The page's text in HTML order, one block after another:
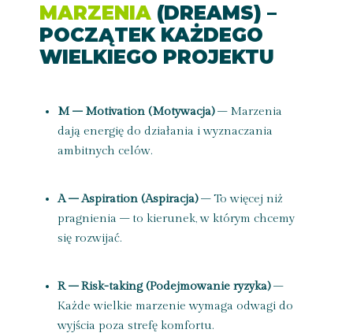
MARZENIA (DREAMS) –
POCZĄTEK KAŻDEGO
WIELKIEGO PROJEKTU
M – Motivation (Motywacja)– Marzenia
dają energię do działania i wyznaczania
ambitnych celów.
A – Aspiration (Aspiracja)– To więcej niż
pragnienia – to kierunek, w którym chcemy
się rozwijać.
R – Risk-taking (Podejmowanie ryzyka)–
Każde wielkie marzenie wymaga odwagi do
wyjścia poza strefę komfortu.